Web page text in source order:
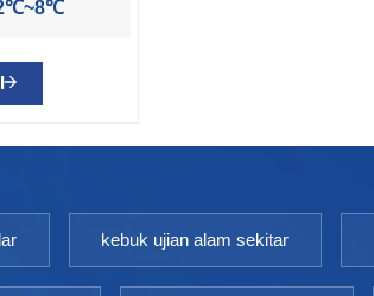
2℃~8℃
kebuk ujian alam sekitar